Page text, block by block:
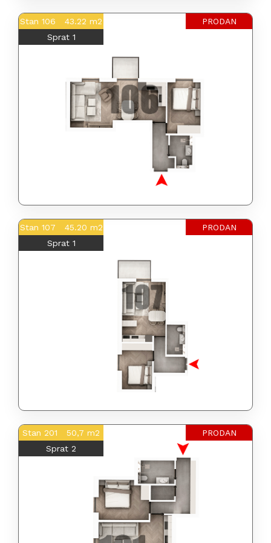
Stan 106 43.22 m2
Sprat 1
PRODAN
Stan 107 45.20 m2
Sprat 1
PRODAN
Stan 201 50,7 m2
Sprat 2
PRODAN